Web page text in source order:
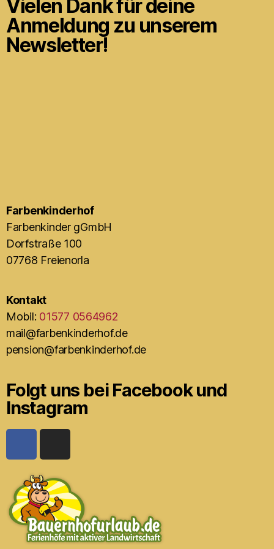
Vielen Dank für deine
Anmeldung zu unserem
Newsletter!
Farbenkinderhof
Farbenkinder gGmbH
Dorfstraße 100
07768 Freienorla
Kontakt
Mobil: 01577 0564962
mail@farbenkinderhof.de
pension@farbenkinderhof.de
Folgt uns bei Facebook und
Instagram